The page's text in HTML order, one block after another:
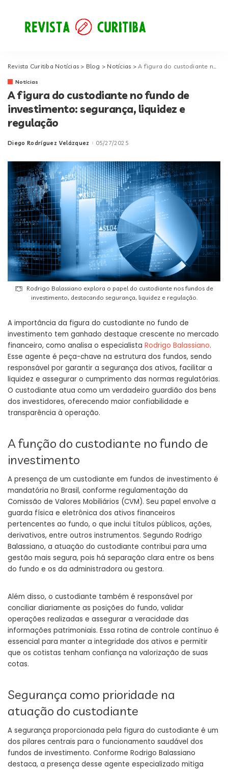
Revista Curitiba Notícias > Blog > Notícias >A figura do custodiante no fundo de investimento: segurança, liquidez e regulação
Notícias
A figura do custodiante no fundo de
investimento: segurança, liquidez e
regulação
Posted
Diego Rodríguez Velázquez 05/27/2025
Rodrigo Balassiano explora o papel do custodiante nos fundos de
investimento, destacando segurança, liquidez e regulação.
A importância da figura do custodiante no fundo de
investimento tem ganhado destaque crescente no mercado
financeiro, como analisa o especialista Rodrigo Balassiano.
Esse agente é peça-chave na estrutura dos fundos, sendo
responsável por garantir a segurança dos ativos, facilitar a
liquidez e assegurar o cumprimento das normas regulatórias.
O custodiante atua como um verdadeiro guardião dos bens
dos investidores, oferecendo maior confiabilidade e
transparência à operação.
A função do custodiante no fundo de
investimento
A presença de um custodiante em fundos de investimento é
mandatória no Brasil, conforme regulamentação da
Comissão de Valores Mobiliários (CVM). Seu papel envolve a
guarda física e eletrônica dos ativos financeiros
pertencentes ao fundo, o que inclui títulos públicos, ações,
derivativos, entre outros instrumentos. Segundo Rodrigo
Balassiano, a atuação do custodiante contribui para uma
gestão mais segura, pois há separação clara entre os bens
do fundo e os da administradora ou gestora.
Além disso, o custodiante também é responsável por
conciliar diariamente as posições do fundo, validar
operações realizadas e assegurar a veracidade das
informações patrimoniais. Essa rotina de controle contínuo é
essencial para manter a integridade dos ativos e permitir
que os cotistas tenham confiança na valorização de suas
cotas.
Segurança como prioridade na
atuação do custodiante
A segurança proporcionada pela figura do custodiante é um
dos pilares centrais para o funcionamento saudável dos
fundos de investimento. Conforme Rodrigo Balassiano
destaca, a presença desse agente especializado mitiga